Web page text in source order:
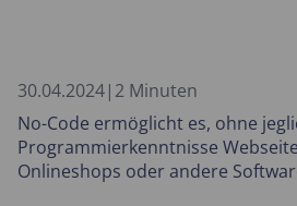
30.04.2024| 2 Minuten
No-Code ermöglicht es, ohne
Programmierkenntnisse
Onlineshops oder andere